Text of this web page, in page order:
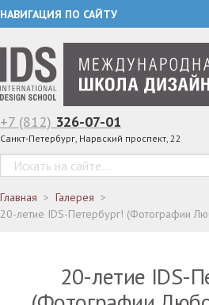
НАВИГАЦИЯ ПО САЙТУ
+7 (812) 326-07-01
Санкт-Петербург, Нарвский проспект, 22
Главная
Галерея
20-летие IDS-Петербург! (Фотографии
20-летие IDS-